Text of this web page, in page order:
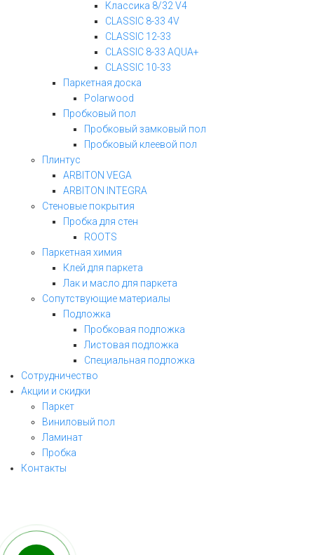
Классика 8/32 V4
CLASSIC 8-33 4V
CLASSIC 12-33
CLASSIC 8-33 AQUA+
CLASSIC 10-33
Паркетная доска
Polarwood
Пробковый пол
Пробковый замковый пол
Пробковый клеевой пол
Плинтус
ARBITON VEGA
ARBITON INTEGRA
Стеновые покрытия
Пробка для стен
ROOTS
Паркетная химия
Клей для паркета
Лак и масло для паркета
Сопутствующие материалы
Подложка
Пробковая подложка
Листовая подложка
Специальная подложка
Сотрудничество
Акции и скидки
Паркет
Виниловый пол
Ламинат
Пробка
Контакты
заполните форму и мы свяжемся с Вами